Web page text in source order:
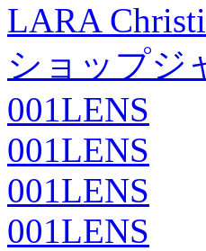
LARA
ショップジ
001LENS
001LENS
001LENS
001LENS